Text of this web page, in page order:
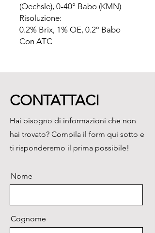
(Oechsle), 0-40° Babo (KMN)
Risoluzione:
0.2% Brix, 1% OE, 0.2° Babo
Con ATC
CONTATTACI
Hai bisogno di informazioni che non
hai trovato? Compila il form qui sotto e
ti risponderemo il prima possibile!
Nome
Cognome